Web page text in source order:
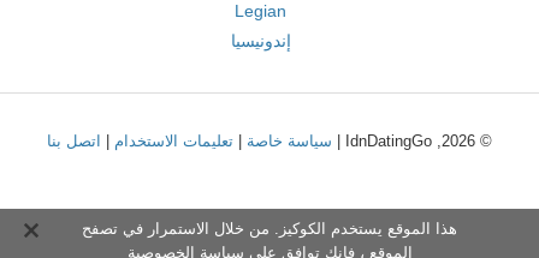
Legian
إندونيسيا
© 2026, IdnDatingGo | سياسة خاصة تعليمات الاستخدام اتصل بنا
هذا الموقع يستخدم الكوكيز. من خلال الاستمرار في تصفح
الموقع ، فإنك توافق على سياسة الخصوصية